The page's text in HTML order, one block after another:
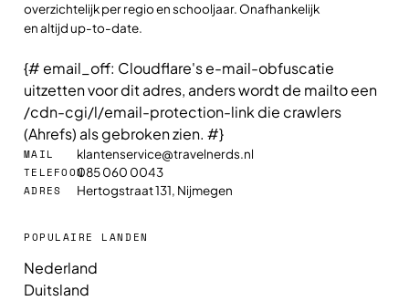
overzichtelijk per regio en schooljaar. Onafhankelijk
en altijd up-to-date.
{# email_off: Cloudflare's e-mail-obfuscatie
uitzetten voor dit adres, anders wordt de mailto een
/cdn-cgi/l/email-protection-link die crawlers
(Ahrefs) als gebroken zien. #}
MAIL klantenservice@travelnerds.nl
TELEFOON085 060 0043
ADRES Hertogstraat 131, Nijmegen
POPULAIRE LANDEN
Nederland
Duitsland